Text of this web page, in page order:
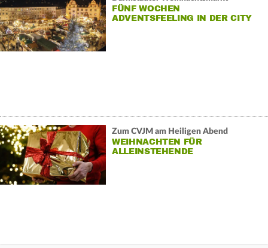
FÜNF WOCHEN
ADVENTSFEELING IN DER CITY
Zum CVJM am Heiligen Abend
WEIHNACHTEN FÜR
ALLEINSTEHENDE